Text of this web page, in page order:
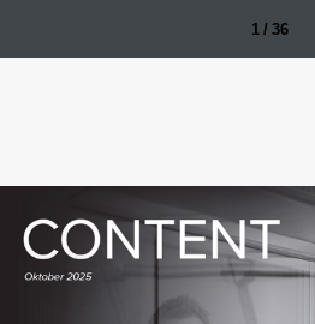
1 / 36